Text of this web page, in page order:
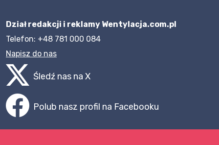
Dział redakcji i reklamy Wentylacja.com.pl
Telefon: +48 781 000 084
Napisz do nas
Śledź nas na X
Polub nasz profil na Facebooku